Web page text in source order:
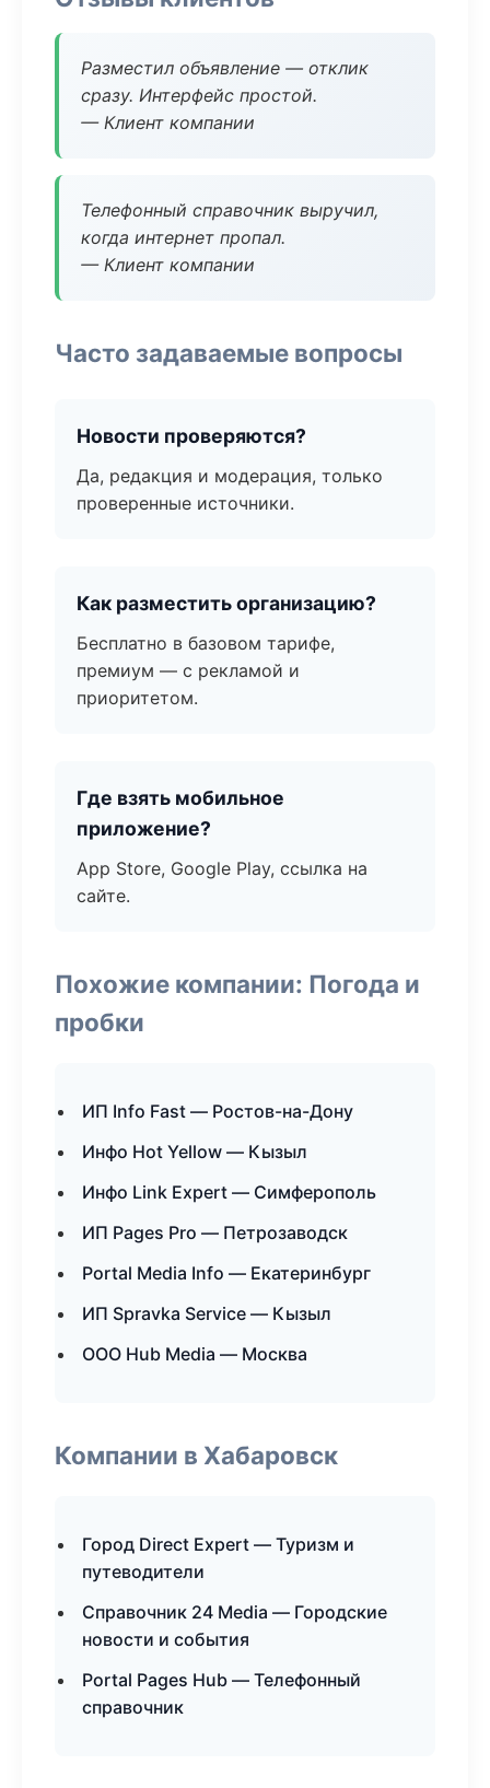
Разместил объявление — отклик
сразу. Интерфейс простой.
— Клиент компании
Телефонный справочник выручил,
когда интернет пропал.
— Клиент компании
Часто задаваемые вопросы
Новости проверяются?
Да, редакция и модерация, только
проверенные источники.
Как разместить организацию?
Бесплатно в базовом тарифе,
премиум — с рекламой и
приоритетом.
Где взять мобильное
приложение?
App Store, Google Play, ссылка на
сайте.
Похожие компании: Погода и
пробки
ИП Info Fast — Ростов-на-Дону
Инфо Hot Yellow — Кызыл
Инфо Link Expert — Симферополь
ИП Pages Pro — Петрозаводск
Portal Media Info — Екатеринбург
ИП Spravka Service — Кызыл
ООО Hub Media — Москва
Компании в Хабаровск
Город Direct Expert — Туризм и
путеводители
Справочник 24 Media — Городские
новости и события
Portal Pages Hub — Телефонный
справочник